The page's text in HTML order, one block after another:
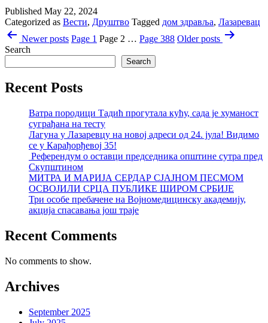
Published May 22, 2024
Categorized as Вести, Друштво Tagged дом здравља, Лазаревац
Posts
pagination
Newerposts Page 1 Page 2 … Page 388 Olderposts
Search
Search
Recent Posts
Ватра породици Тадић прогутала кућу, сада је хуманост
суграђана на тесту
Лагуна у Лазаревцу на новој адреси од 24. јула! Видимо
се у Карађорђевој 35!
Референдум о оставци председника општине сутра пред
Скупштином
МИТРА И МАРИЈА СЕРДАР СЈАЈНОМ ПЕСМОМ
ОСВОЈИЛИ СРЦА ПУБЛИКЕ ШИРОМ СРБИЈЕ
Три особе пребачене на Војномедицинску академију,
акција спасавања још траје
Recent Comments
No comments to show.
Archives
September 2025